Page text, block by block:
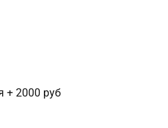
+ 2000 руб